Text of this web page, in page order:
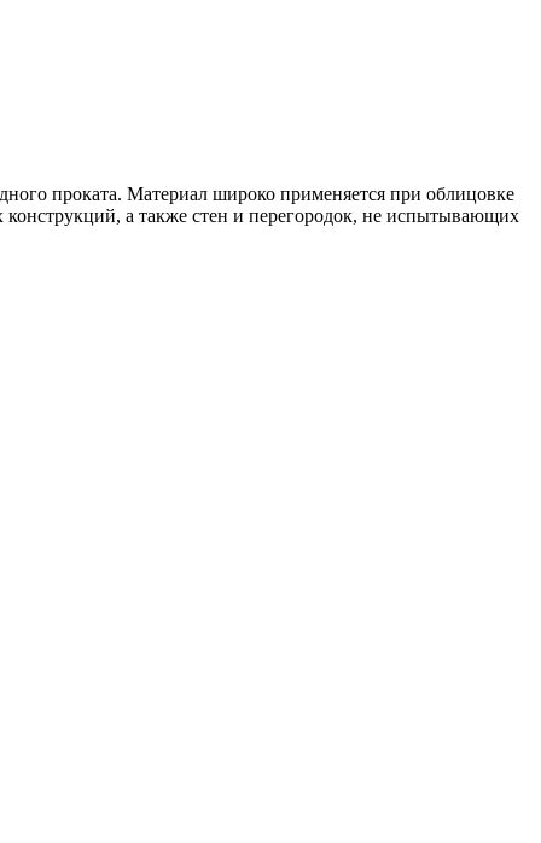
проката. Материал широко применяется при облицовке
конструкций, а также стен и перегородок, не испытывающих